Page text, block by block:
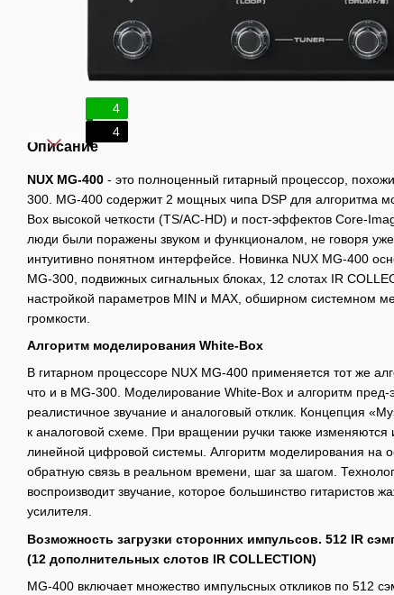
4
4
Описание
NUX MG-400 - это полноценный гитарный процессор,
300. MG-400 содержит 2 мощных чипа DSP для алгоритма
Box высокой четкости (TS/AC-HD) и пост-эффектов Core-
люди были поражены звуком и функционалом, не говоря уже
интуитивно понятном интерфейсе. Новинка NUX MG-400
MG-300, подвижных сигнальных блоках, 12 слотах IR
настройкой параметров MIN и MAX, обширном системном
громкости.
Алгоритм моделирования White-Box
В гитарном процессоре NUX MG-400 применяется тот же
что и в MG-300. Моделирование White-Box и алгоритм
реалистичное звучание и аналоговый отклик. Концепция
к аналоговой схеме. При вращении ручки также
линейной цифровой системы. Алгоритм моделирования на
обратную связь в реальном времени, шаг за шагом.
воспроизводит звучание, которое большинство гитаристов
усилителя.
Возможность загрузки сторонних импульсов. 512 IR
(12 дополнительных слотов IR COLLECTION)
MG-400 включает множество импульсных откликов по 512